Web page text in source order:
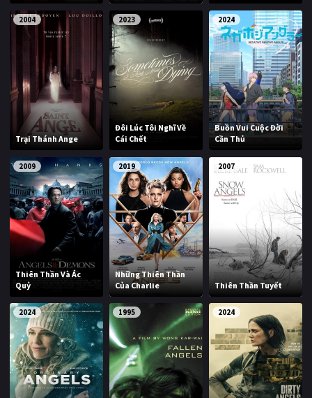
2004
Trại Thánh Ange
2023
Đôi Lúc Tôi Nghĩ Về
Cái Chết
2024
Buồn Vui Cuộc Đời
Cần Thủ
2009
Thiên Thần Và Ác
Quỷ
2019
Những Thiên Thần
Của Charlie
2007
Thiên Thần Tuyết
2024 1995 2024